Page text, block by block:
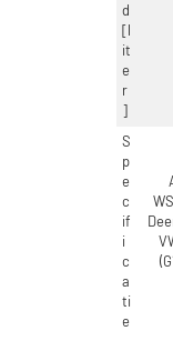
d
it
e
r
S
p
e
c
if
i
c
a
ti
e